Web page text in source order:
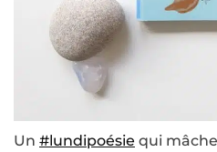
Un #lundipoésie qui